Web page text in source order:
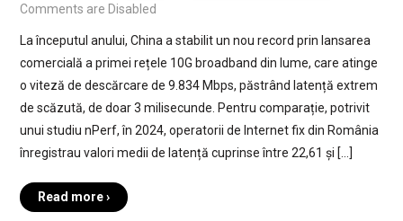
Comments are Disabled
La începutul anului, China a stabilit un nou record prin lansarea
comercială a primei rețele 10G broadband din lume, care atinge
o viteză de descărcare de 9.834 Mbps, păstrând latență extrem
de scăzută, de doar 3 milisecunde. Pentru comparație, potrivit
unui studiu nPerf, în 2024, operatorii de Internet fix din România
înregistrau valori medii de latență cuprinse între 22,61 și […]
Read more ›